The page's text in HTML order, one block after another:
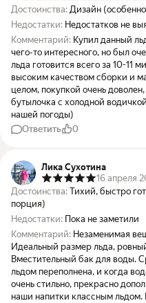
Достоинства: Дизайн (особенно
Недостатки: Недостатков не
Комментарий: Купил данный
чего-то интересного, но был очень
льда готовится всего за 10-11
высоким качеством сборки и
целом, покупкой очень
бутылочка с холодной
нашей погоды)
Ответить
0
Лика Сухотина
16 апреля
Достоинства: Тихий, быстро
порция)
Недостатки: Пока не заметили
Комментарий: Незаменимая
Идеальный размер льда,
Вместительный бак для воды.
льдом переполнена, и когда
очень стильно, прекрасно
наши напитки классным